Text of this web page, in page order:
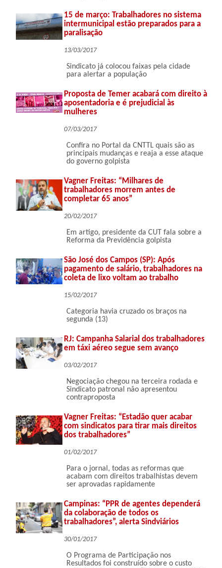
15 de março: Trabalhadores no sistema
intermunicipal estão preparados para a
paralisação
13/03/2017
Sindicato já colocou faixas pela cidade
para alertar a população
Proposta de Temer acabará com direito à
aposentadoria e é prejudicial às
mulheres
07/03/2017
Confira no Portal da CNTTL quais são as
principais mudanças e reaja a esse ataque
do governo golpista
Vagner Freitas: “Milhares de
trabalhadores morrem antes de
completar 65 anos”
20/02/2017
Em artigo, presidente da CUT fala sobre a
Reforma da Previdência golpista
São José dos Campos (SP): Após
pagamento de salário, trabalhadores na
coleta de lixo voltam ao trabalho
15/02/2017
Categoria havia cruzado os braços na
segunda (13)
RJ: Campanha Salarial dos trabalhadores
em táxi aéreo segue sem avanço
03/02/2017
Negociação chegou na terceira rodada e
Sindicato patronal não apresentou
contraproposta
Vagner Freitas: “Estadão quer acabar
com sindicatos para tirar mais direitos
dos trabalhadores”
01/02/2017
Para o jornal, todas as reformas que
acabam com direitos trabalhistas devem
ser aprovadas rapidamente
Campinas: “PPR de agentes dependerá
da colaboração de todos os
trabalhadores”, alerta Sindviários
30/01/2017
O Programa de Participação nos
Resultados foi construído sobre o custo